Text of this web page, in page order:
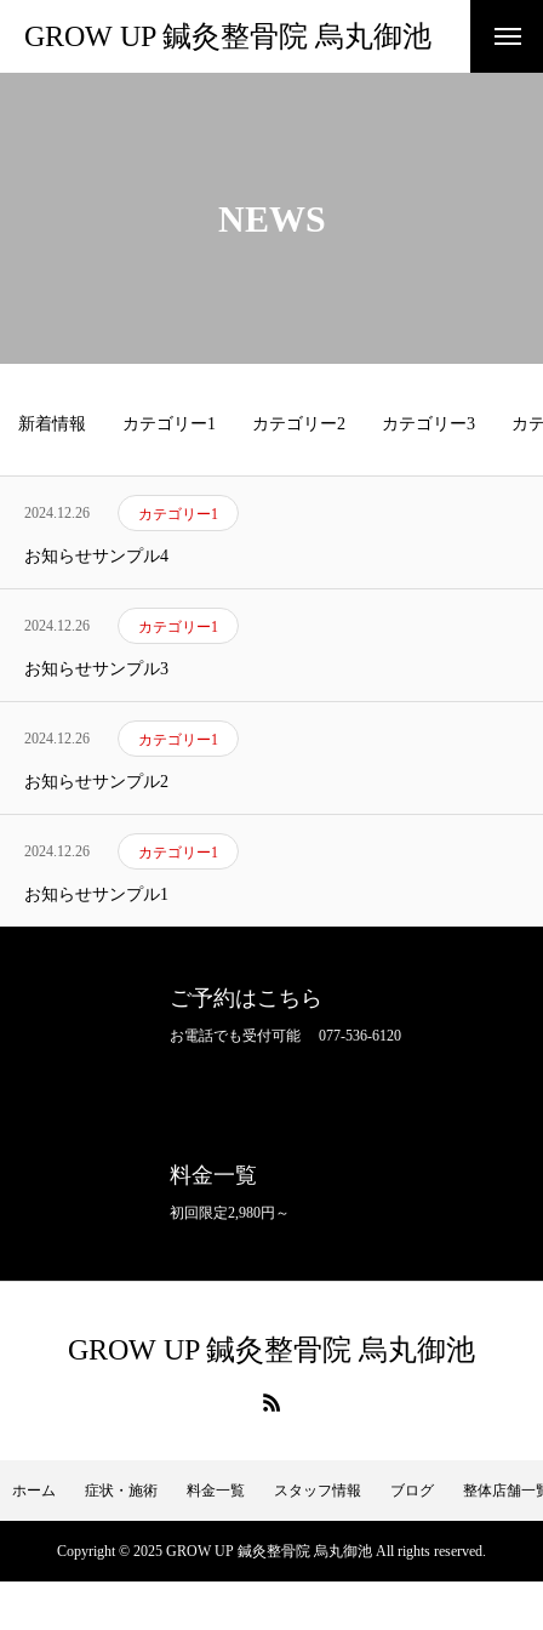
GROW UP 鍼灸整骨院 ​烏丸御池
症状・施術
料金一覧
スタッフ情報
ブログ
整体店舗一覧
症状・施術 料金一覧 スタッフ情報
NEWS
新着情報 カテゴリー1 カテゴリー2 カテゴリー3 カ
2024.12.26 カテゴリー1
お知らせサンプル4
2024.12.26 カテゴリー1
お知らせサンプル3
2024.12.26 カテゴリー1
お知らせサンプル2
2024.12.26 カテゴリー1
お知らせサンプル1
ご予約はこちら
お電話でも受付可能 077-536-6120
料金一覧
初回限定2,980円～
GROW UP 鍼灸整骨院 ​烏丸御池
ホーム 症状・施術 料金一覧 スタッフ情報 ブログ 整体店舗一
Copyright © 2025 GROW UP 鍼灸整骨院 ​烏丸御池 All rights reserved.